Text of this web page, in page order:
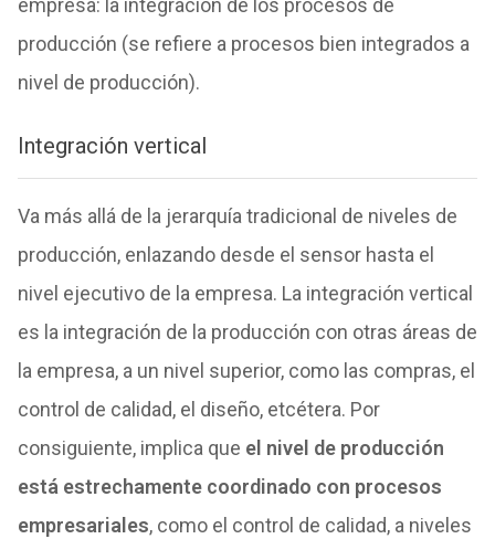
empresa: la integración de los procesos de
producción (se refiere a procesos bien integrados a
nivel de producción).
Integración vertical
Va más allá de la jerarquía tradicional de niveles de
producción, enlazando desde el sensor hasta el
nivel ejecutivo de la empresa. La integración vertical
es la integración de la producción con otras áreas de
la empresa, a un nivel superior, como las compras, el
control de calidad, el diseño, etcétera. Por
consiguiente, implica que el nivel de producción
está estrechamente coordinado con procesos
empresariales, como el control de calidad, a niveles